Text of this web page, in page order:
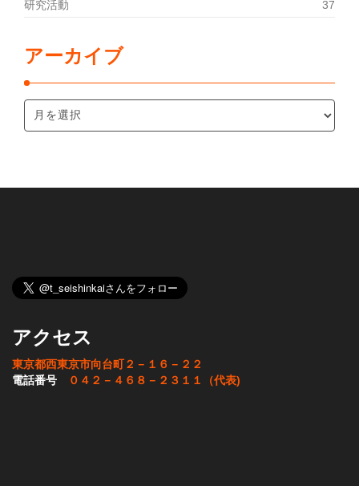
研究活動
37
アーカイブ
アクセス
東京都西東京市向台町２－１６－２２
電話番号
０４２－４６８－２３１１（代表)